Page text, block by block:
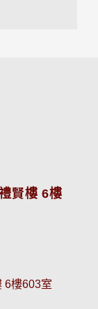
賢樓 6樓
6樓603室